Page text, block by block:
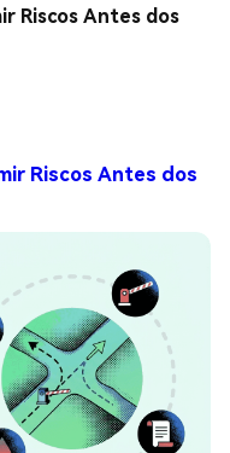
Riscos Antes dos
Riscos Antes dos